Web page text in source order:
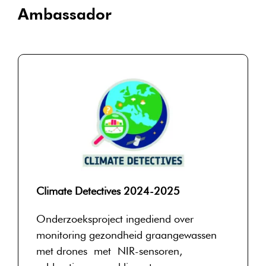
Ambassador
Climate Detectives 2024-2025
Onderzoeksproject ingediend over
monitoring gezondheid graangewassen
met dronesmet NIR-sensoren,